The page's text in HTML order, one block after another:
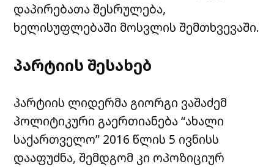
დაპირებათა შესრულება,
ხელისუფლებაში მოსვლის შემთხვევაში.
პარტიის შესახებ
პარტიის ლიდერმა გიორგი ვაშაძემ
პოლიტიკური გაერთიანება “ახალი
საქართველო” 2016 წლის 5 ივნისს
დააფუძნა, შემდგომ კი ოპოზიციურ